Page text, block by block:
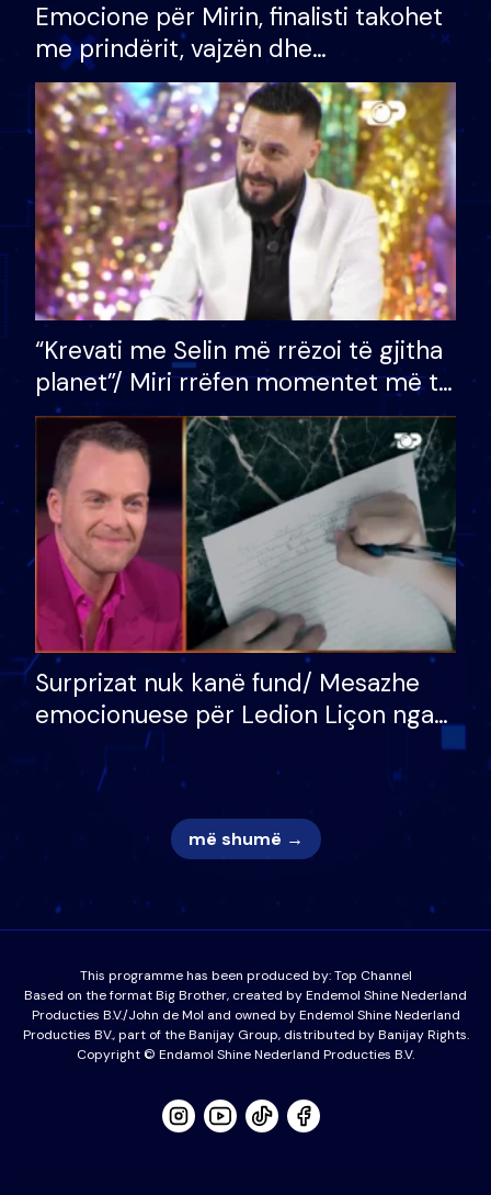
Emocione për Mirin, finalisti takohet
me prindërit, vajzën dhe
bashkëshorten: S’kemi ndonjë letër
divorci apo jo?
“Krevati me Selin më rrëzoi të gjitha
planet”/ Miri rrëfen momentet më të
bukura në shtëpinë e BB VIP: Do më
mungojë zilja e mëngjesit kur…
Surprizat nuk kanë fund/ Mesazhe
emocionuese për Ledion Liçon nga
nëna dhe fëmijët e tij, moderatori
nuk i mban dot lotët: Nuk meritoj…
më shumë →
This programme has been produced by:Top Channel
Based on the format Big Brother, created by Endemol Shine Nederland
Producties B.V./John de Mol and owned by Endemol Shine Nederland
Producties BV., part of the Banijay Group, distributed by Banijay Rights.
Copyright © Endamol Shine Nederland Producties B.V.